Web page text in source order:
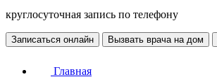
круглосуточная запись по телефону
Записаться онлайн Вызвать врача на дом
Главная